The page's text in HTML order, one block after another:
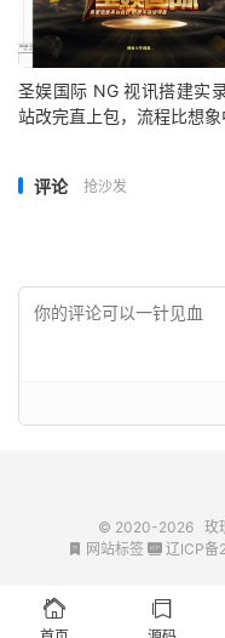
圣娱国际 NG 视讯搭建实
站改完直上包，流程比想
评论 抢沙发
© 2020-2026 玫
 网站标签 辽ICP备
 